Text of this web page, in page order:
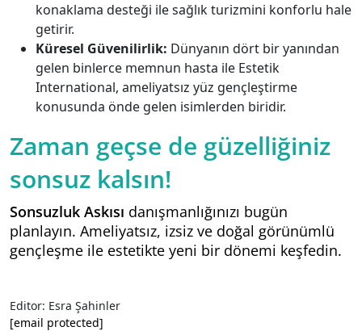
konaklama desteği ile sağlık turizmini konforlu hale
getirir.
Küresel Güvenilirlik: Dünyanın dört bir yanından
gelen binlerce memnun hasta ile Estetik
International, ameliyatsız yüz gençleştirme
konusunda önde gelen isimlerden biridir.
Zaman geçse de güzelliğiniz
sonsuz kalsın!
Sonsuzluk Askısı danışmanlığınızı bugün
planlayın. Ameliyatsız, izsiz ve doğal görünümlü
gençleşme ile estetikte yeni bir dönemi keşfedin.
Editor: Esra Şahinler
[email protected]